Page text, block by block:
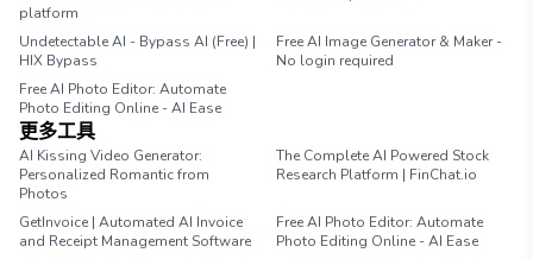
platform
Undetectable AI - Bypass AI (Free) |
HIX Bypass
Free AI Image Generator & Maker -
No login required
Free AI Photo Editor: Automate
Photo Editing Online - AI Ease
更多工具
AI Kissing Video Generator:
Personalized Romantic from
Photos
The Complete AI Powered Stock
Research Platform | FinChat.io
GetInvoice | Automated AI Invoice
and Receipt Management Software
Free AI Photo Editor: Automate
Photo Editing Online - AI Ease